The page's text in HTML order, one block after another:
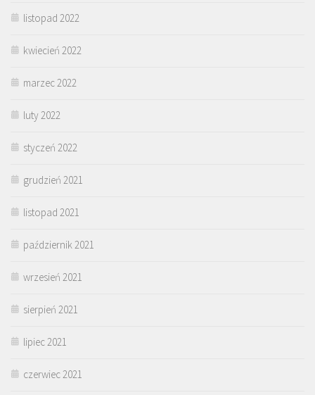
listopad 2022
kwiecień 2022
marzec 2022
luty 2022
styczeń 2022
grudzień 2021
listopad 2021
październik 2021
wrzesień 2021
sierpień 2021
lipiec 2021
czerwiec 2021